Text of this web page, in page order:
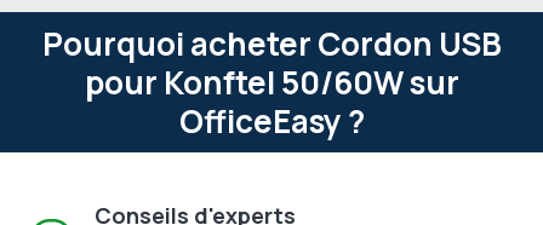
Pourquoi acheter Cordon USB
pour Konftel 50/60W sur
OfficeEasy ?
Conseils d'experts